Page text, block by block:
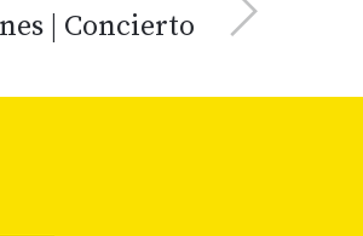
| Concierto